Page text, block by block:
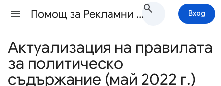
Помощ за Рекламни правила Вход
Актуализация на правилата
за политическо
съдържание (май 2022 г.)